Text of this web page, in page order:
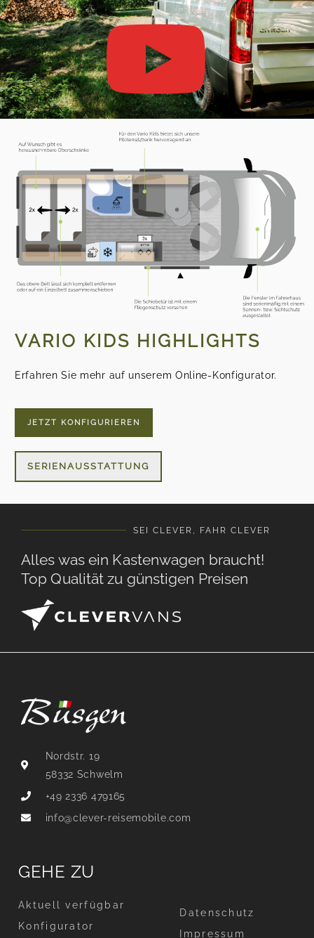
VARIO KIDS HIGHLIGHTS
Erfahren Sie mehr auf unserem Online-Konfigurator.
JETZT KONFIGURIEREN
SERIENAUSSTATTUNG
SEI CLEVER, FAHR CLEVER
Alles was ein Kastenwagen braucht!
Top Qualität zu günstigen Preisen
Nordstr. 19
58332 Schwelm
+49 2336 479165
info@clever-reisemobile.com
GEHE ZU
Aktuell verfügbar
Konfigurator
Datenschutz
Impressum